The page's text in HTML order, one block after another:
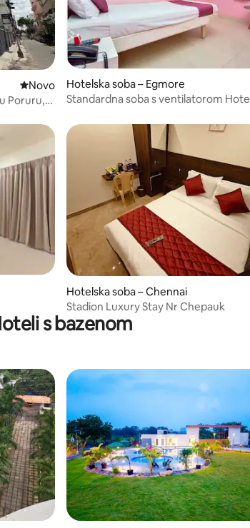
Novi smještaj
Novo
Poruru,
Hotelska soba – Egmore
Standardna soba s ventilatorom Hotel
Hotelska soba – Chennai
Stadion Luxury Stay Nr Chepauk
s bazenom